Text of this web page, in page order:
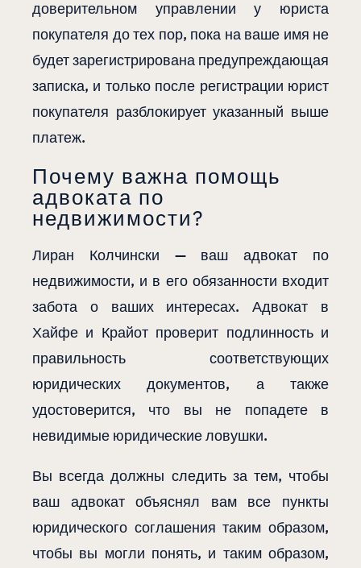
доверительном управлении у юриста
покупателя до тех пор, пока на ваше имя не
будет зарегистрирована предупреждающая
записка, и только после регистрации юрист
покупателя разблокирует указанный выше
платеж.
Почему важна помощь
адвоката по
недвижимости?
Лиран Колчински — ваш адвокат по
недвижимости, и в его обязанности входит
забота о ваших интересах. Адвокат в
Хайфе и Крайот проверит подлинность и
правильность соответствующих
юридических документов, а также
удостоверится, что вы не попадете в
невидимые юридические ловушки.
Вы всегда должны следить за тем, чтобы
ваш адвокат объяснял вам все пункты
юридического соглашения таким образом,
чтобы вы могли понять, и таким образом,